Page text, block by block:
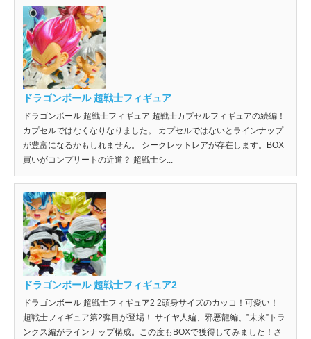
ドラゴンボール 超戦士フィギュア
ドラゴンボール 超戦士フィギュア 超戦士カプセルフィギュアの続編！
カプセルではなくなりなりました。 カプセルではないとラインナップ
が豊富になるかもしれません。 シークレットレアが存在します。BOX
買いがコンプリートの近道？ 超戦士シ...
ドラゴンボール 超戦士フィギュア2
ドラゴンボール 超戦士フィギュア2 2頭身サイズのカッコ！可愛い！
超戦士フィギュア第2弾目が登場！ サイヤ人編、邪悪龍編、”未来”トラ
ンクス編がラインナップ構成。この度もBOXで獲得してみました！さ